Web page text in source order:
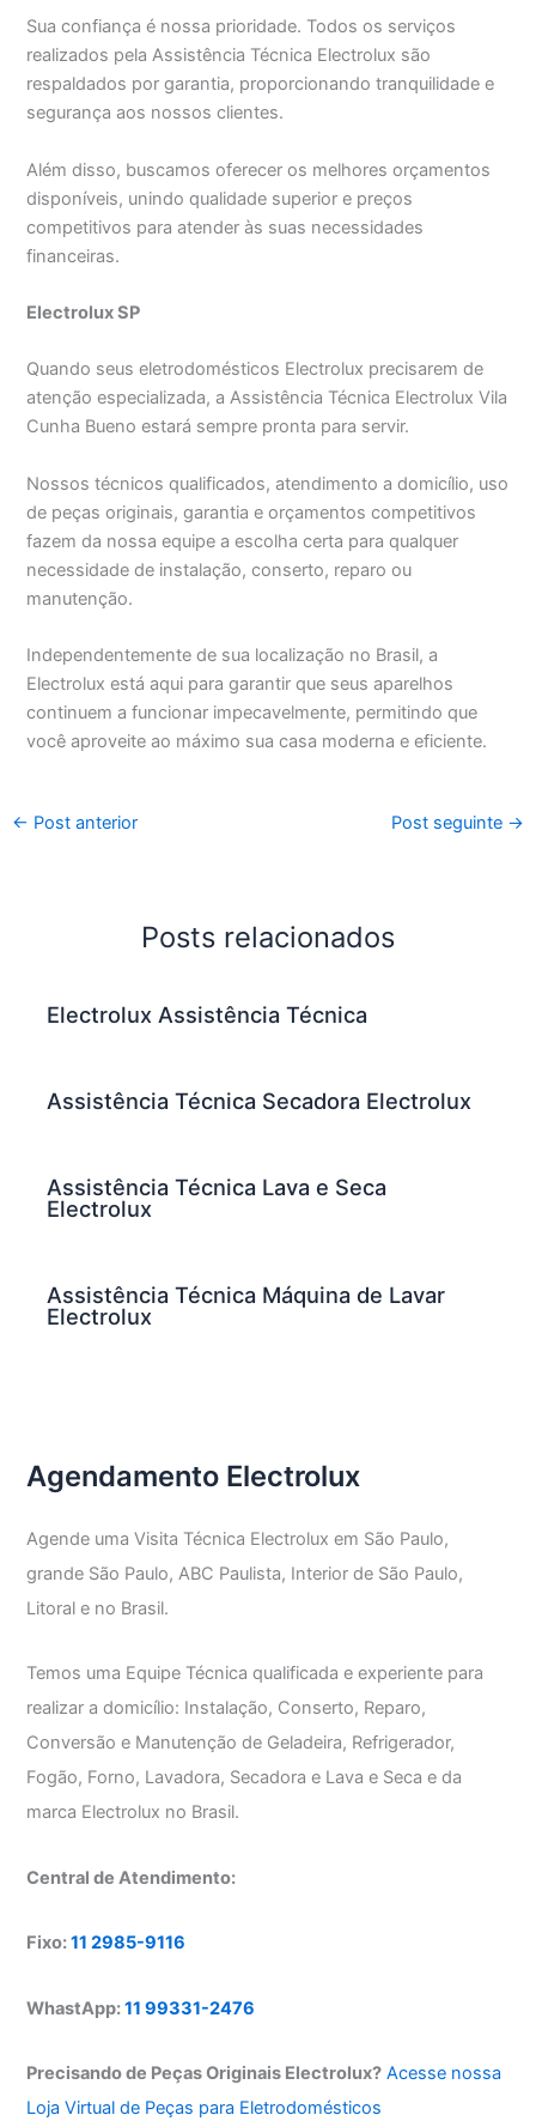
Sua confiança é nossa prioridade. Todos os serviços
realizados pela Assistência Técnica Electrolux são
respaldados por garantia, proporcionando tranquilidade e
segurança aos nossos clientes.
Além disso, buscamos oferecer os melhores orçamentos
disponíveis, unindo qualidade superior e preços
competitivos para atender às suas necessidades
financeiras.
Electrolux SP
Quando seus eletrodomésticos Electrolux precisarem de
atenção especializada, a Assistência Técnica Electrolux Vila
Cunha Bueno estará sempre pronta para servir.
Nossos técnicos qualificados, atendimento a domicílio, uso
de peças originais, garantia e orçamentos competitivos
fazem da nossa equipe a escolha certa para qualquer
necessidade de instalação, conserto, reparo ou
manutenção.
Independentemente de sua localização no Brasil, a
Electrolux está aqui para garantir que seus aparelhos
continuem a funcionar impecavelmente, permitindo que
você aproveite ao máximo sua casa moderna e eficiente.
← Post anterior Post seguinte →
Posts relacionados
Electrolux Assistência Técnica
Assistência Técnica Secadora Electrolux
Assistência Técnica Lava e Seca
Electrolux
Assistência Técnica Máquina de Lavar
Electrolux
Agendamento Electrolux
Agende uma Visita Técnica Electrolux em São Paulo,
grande São Paulo, ABC Paulista, Interior de São Paulo,
Litoral e no Brasil.
Temos uma Equipe Técnica qualificada e experiente para
realizar a domicílio: Instalação, Conserto, Reparo,
Conversão e Manutenção de Geladeira, Refrigerador,
Fogão, Forno, Lavadora, Secadora e Lava e Seca e da
marca Electrolux no Brasil.
Central de Atendimento:
Fixo:11 2985-9116
WhastApp:11 99331-2476
Precisando de Peças Originais Electrolux? Acesse nossa
Loja Virtual de Peças para Eletrodomésticos